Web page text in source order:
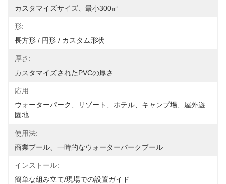
カスタマイズサイズ、最小300㎡
形:
長方形 / 円形 / カスタム形状
厚さ:
カスタマイズされたPVCの厚さ
応用:
ウォーターパーク、リゾート、ホテル、キャンプ場、屋外遊
園地
使用法:
商業プール、一時的なウォーターパークプール
インストール:
簡単な組み立て/現場での設置ガイド